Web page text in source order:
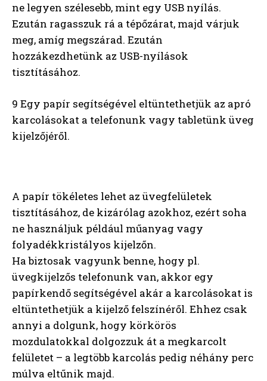
ne legyen szélesebb, mint egy USB nyílás.
Ezután ragasszuk rá a tépőzárat, majd várjuk
meg, amíg megszárad. Ezután
hozzákezdhetünk az USB-nyílások
tisztításához.
9 Egy papír segítségével eltüntethetjük az apró
karcolásokat a telefonunk vagy tabletünk üveg
kijelzőjéről.
A papír tökéletes lehet az üvegfelületek
tisztításához, de kizárólag azokhoz, ezért soha
ne használjuk például műanyag vagy
folyadékkristályos kijelzőn.
Ha biztosak vagyunk benne, hogy pl.
üvegkijelzős telefonunk van, akkor egy
papírkendő segítségével akár a karcolásokat is
eltüntethetjük a kijelző felszínéről. Ehhez csak
annyi a dolgunk, hogy körkörös
mozdulatokkal dolgozzuk át a megkarcolt
felületet – a legtöbb karcolás pedig néhány perc
múlva eltűnik majd.